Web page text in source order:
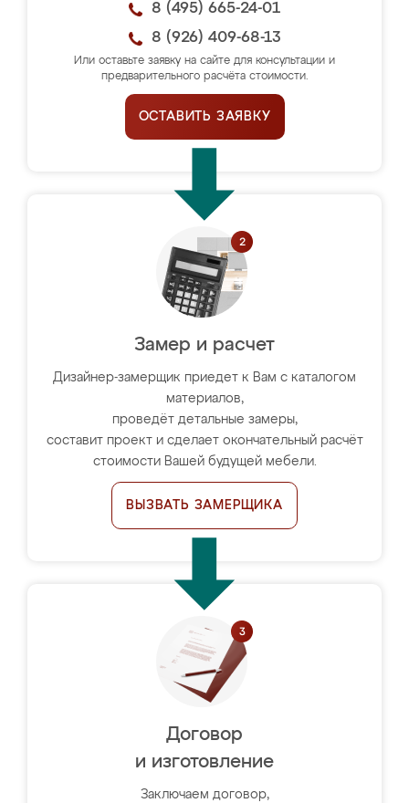
8 (495) 665-24-01
8 (926) 409-68-13
Или оставьте заявку на сайте для консультации и
предварительного расчёта стоимости.
ОСТАВИТЬ ЗАЯВКУ
Замер и расчет
Дизайнер-замерщик приедет к Вам с каталогом
материалов,
проведёт детальные замеры,
составит проект и сделает окончательный расчёт
стоимости Вашей будущей мебели.
ВЫЗВАТЬ ЗАМЕРЩИКА
Договор
и изготовление
Заключаем договор,